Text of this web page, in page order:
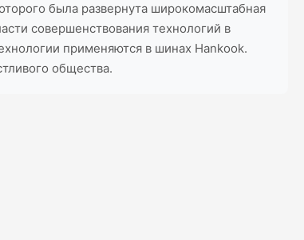
была развернута широкомасштабная
совершенствования технологий в
применяются в шинах Hankook.
общества.